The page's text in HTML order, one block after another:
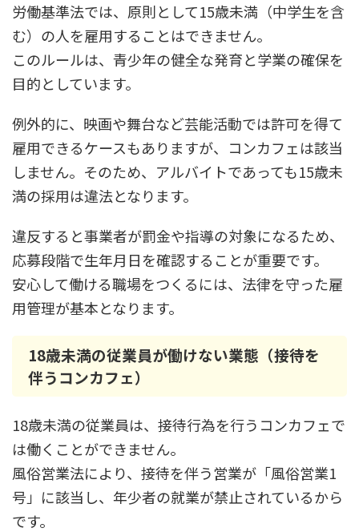
労働基準法では、原則として15歳未満（中学生を含
む）の人を雇用することはできません。
このルールは、青少年の健全な発育と学業の確保を
目的としています。
例外的に、映画や舞台など芸能活動では許可を得て
雇用できるケースもありますが、コンカフェは該当
しません。そのため、アルバイトであっても15歳未
満の採用は違法となります。
違反すると事業者が罰金や指導の対象になるため、
応募段階で生年月日を確認することが重要です。
安心して働ける職場をつくるには、法律を守った雇
用管理が基本となります。
18歳未満の従業員が働けない業態（接待を
伴うコンカフェ）
18歳未満の従業員は、接待行為を行うコンカフェで
は働くことができません。
風俗営業法により、接待を伴う営業が「風俗営業1
号」に該当し、年少者の就業が禁止されているから
です。